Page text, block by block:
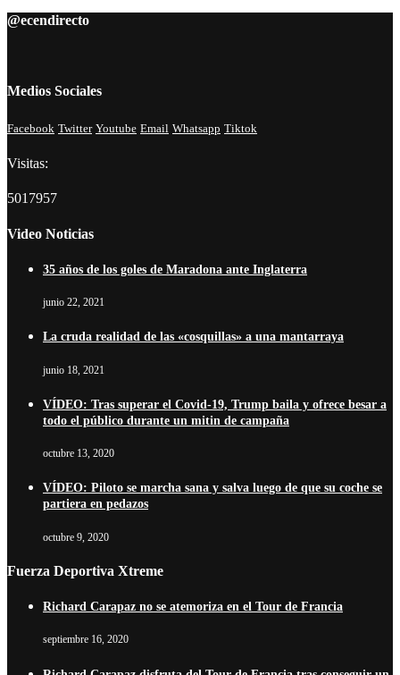
@ecendirecto
Medios Sociales
Facebook Twitter Youtube Email Whatsapp Tiktok
Visitas:
5017957
Video Noticias
35 años de los goles de Maradona ante Inglaterra
junio 22, 2021
La cruda realidad de las «cosquillas» a una mantarraya
junio 18, 2021
VÍDEO: Tras superar el Covid-19, Trump baila y ofrece besar a
todo el público durante un mitin de campaña
octubre 13, 2020
VÍDEO: Piloto se marcha sana y salva luego de que su coche se
partiera en pedazos
octubre 9, 2020
Fuerza Deportiva Xtreme
Richard Carapaz no se atemoriza en el Tour de Francia
septiembre 16, 2020